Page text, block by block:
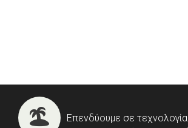
Επενδύουμε σε τεχνολογία